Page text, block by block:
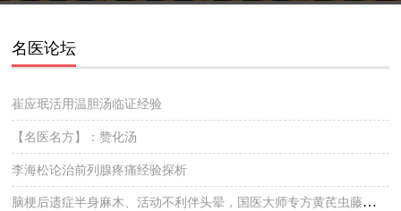
名医论坛
崔应珉活用温胆汤临证经验
【名医名方】：赞化汤
李海松论治前列腺疼痛经验探析
脑梗后遗症半身麻木、活动不利伴头晕，国医大师专方黄芪虫藤饮的实战医案